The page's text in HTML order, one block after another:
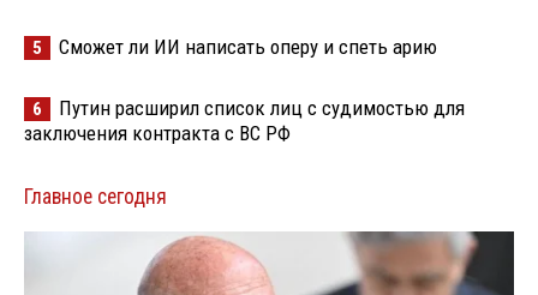
5 Сможет ли ИИ написать оперу и спеть арию
6
Путин расширил список лиц с судимостью для
заключения контракта с ВС РФ
Главное сегодня